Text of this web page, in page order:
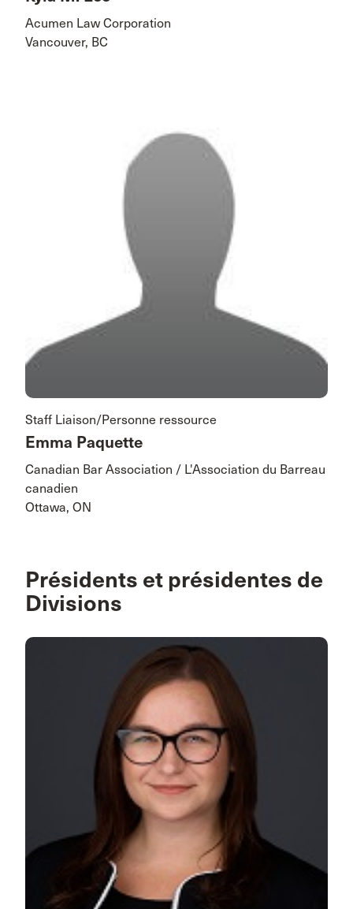
Acumen Law Corporation
Vancouver, BC
Staff Liaison/Personne ressource
Emma Paquette
Canadian Bar Association / L'Association du Barreau
canadien
Ottawa, ON
Présidents et présidentes de
Divisions